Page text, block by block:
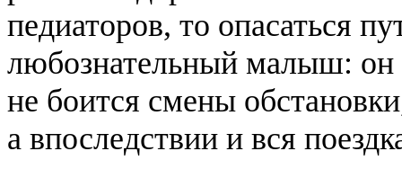
педиаторов, то опасаться
любознательный малыш:
не боится смены
а впоследствии и вся